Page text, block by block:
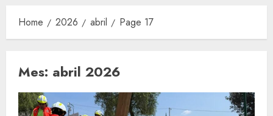
Home 2026 abril Page 17
Mes: abril 2026